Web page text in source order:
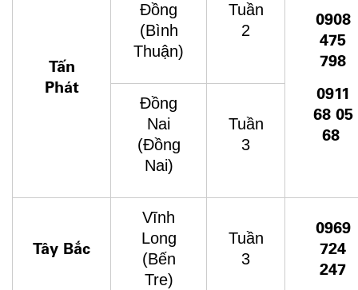
Tấn
Phát
Đồng
(Bình
Thuận)
Tuần
2
0908
475
798
0911
68 05
68
Đồng
Nai
(Đồng
Nai)
Tuần
3
Tây Bắc
Vĩnh
Long
(Bến
Tre)
Tuần
3
0969
724
247